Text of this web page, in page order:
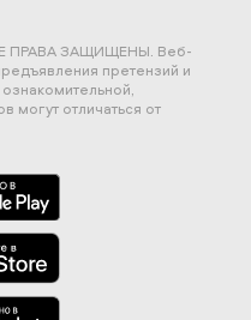
ПРАВА ЗАЩИЩЕНЫ. Веб-
претензий и
могут отличаться от